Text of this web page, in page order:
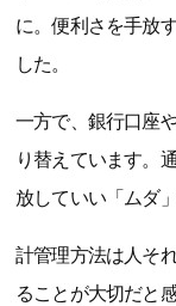
に。便利さを手放
した。
一方で、銀行口座
り替えています。
放していい「ムダ
計管理方法は人そ
ることが大切だと